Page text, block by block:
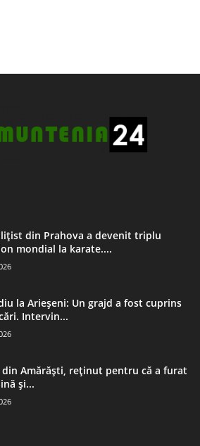
din Prahova a devenit triplu
mondial la karate....
la Arieșeni: Un grajd a fost cuprins
Intervin...
din Amărăști, reținut pentru că a furat
și...